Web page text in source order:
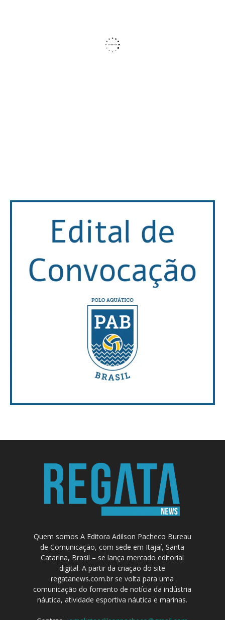
Quem somos A Editora Adilson Pacheco Bureau
de Comunicação, com sede em Itajaí, Santa
Catarina, Brasil – se lança mercado editorial
digital. A partir da criação do site
regatanews.com.br se volta para uma
comunicação do fomento de notícia da indústria
náutica, atividade esportiva náutica e marinas.